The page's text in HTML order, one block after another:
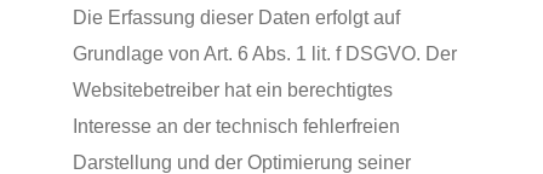
Die Erfassung dieser Daten erfolgt auf
Grundlage von Art. 6 Abs. 1 lit. f DSGVO. Der
Websitebetreiber hat ein berechtigtes
Interesse an der technisch fehlerfreien
Darstellung und der Optimierung seiner